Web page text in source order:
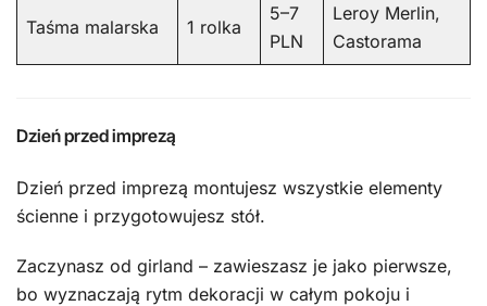
Taśma malarska 1 rolka
5–7
PLN
Leroy Merlin,
Castorama
Dzień przed imprezą
Dzień przed imprezą montujesz wszystkie elementy
ścienne i przygotowujesz stół.
Zaczynasz od girland – zawieszasz je jako pierwsze,
bo wyznaczają rytm dekoracji w całym pokoju i